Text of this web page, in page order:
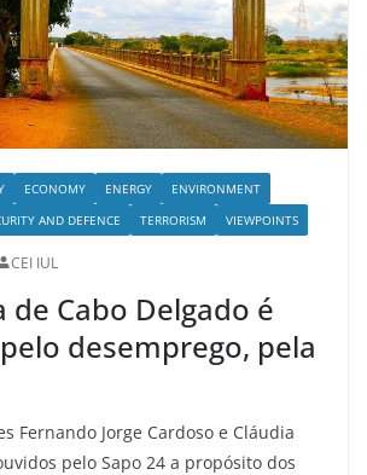
ECONOMY ENERGY
ENVIRONMENT
AND DEFENCE TERRORISM VIEWPOINTS
CEI IUL
de Cabo Delgado é
desemprego, pela
Fernando Jorge Cardoso e Cláudia
pelo Sapo 24 a propósito dos